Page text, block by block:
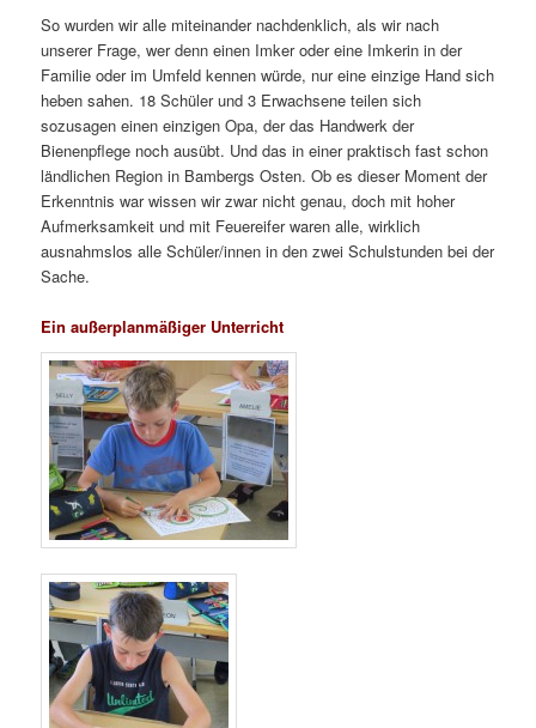
So wurden wir alle miteinander nachdenklich, als wir nach
unserer Frage, wer denn einen Imker oder eine Imkerin in der
Familie oder im Umfeld kennen würde, nur eine einzige Hand sich
heben sahen. 18 Schüler und 3 Erwachsene teilen sich
sozusagen einen einzigen Opa, der das Handwerk der
Bienenpflege noch ausübt. Und das in einer praktisch fast schon
ländlichen Region in Bambergs Osten. Ob es dieser Moment der
Erkenntnis war wissen wir zwar nicht genau, doch mit hoher
Aufmerksamkeit und mit Feuereifer waren alle, wirklich
ausnahmslos alle Schüler/innen in den zwei Schulstunden bei der
Sache.
Ein außerplanmäßiger Unterricht